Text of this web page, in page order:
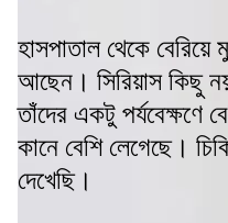
হাসপাতাল থেকে বেরিয়ে
আছেন। সিরিয়াস কিছু
তাঁদের একটু
কানে বেশি লেগেছে।
দেখেছি।